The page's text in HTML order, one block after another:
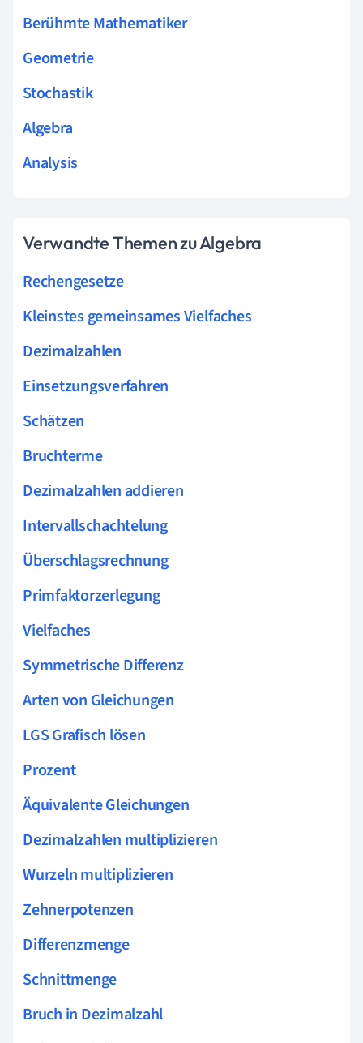
Berühmte Mathematiker
Geometrie
Stochastik
Algebra
Analysis
Verwandte Themen zu Algebra
Rechengesetze
Kleinstes gemeinsames Vielfaches
Dezimalzahlen
Einsetzungsverfahren
Schätzen
Bruchterme
Dezimalzahlen addieren
Intervallschachtelung
Überschlagsrechnung
Primfaktorzerlegung
Vielfaches
Symmetrische Differenz
Arten von Gleichungen
LGS Grafisch lösen
Prozent
Äquivalente Gleichungen
Dezimalzahlen multiplizieren
Wurzeln multiplizieren
Zehnerpotenzen
Differenzmenge
Schnittmenge
Bruch in Dezimalzahl